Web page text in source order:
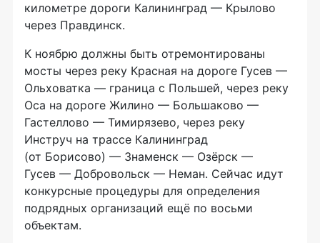
километре дороги Калининград — Крылово
через Правдинск.
К ноябрю должны быть отремонтированы
мосты через реку Красная на дороге Гусев —
Ольховатка — граница с Польшей, через реку
Оса на дороге Жилино — Большаково —
Гастеллово — Тимирязево, через реку
Инструч на трассе Калининград
(от Борисово) — Знаменск — Озёрск —
Гусев — Добровольск — Неман. Сейчас идут
конкурсные процедуры для определения
подрядных организаций ещё по восьми
объектам.